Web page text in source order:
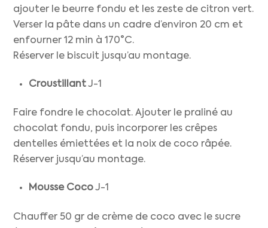
ajouter le beurre fondu et les zeste de citron vert.
Verser la pâte dans un cadre d’environ 20 cm et
enfourner 12 min à 170°C.
Réserver le biscuit jusqu’au montage.
CroustillantJ-1
Faire fondre le chocolat. Ajouter le praliné au
chocolat fondu, puis incorporer les crêpes
dentelles émiettées et la noix de coco râpée.
Réserver jusqu’au montage.
Mousse CocoJ-1
Chauffer 50 gr de crème de coco avec le sucre